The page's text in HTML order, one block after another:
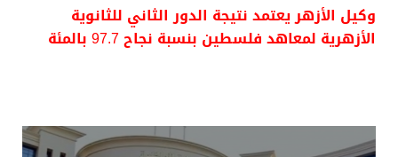
وكيل الأزهر يعتمد نتيجة الدور الثاني للثانوية
الأزهرية لمعاهد فلسطين بنسبة نجاح 97.7 بالمئة